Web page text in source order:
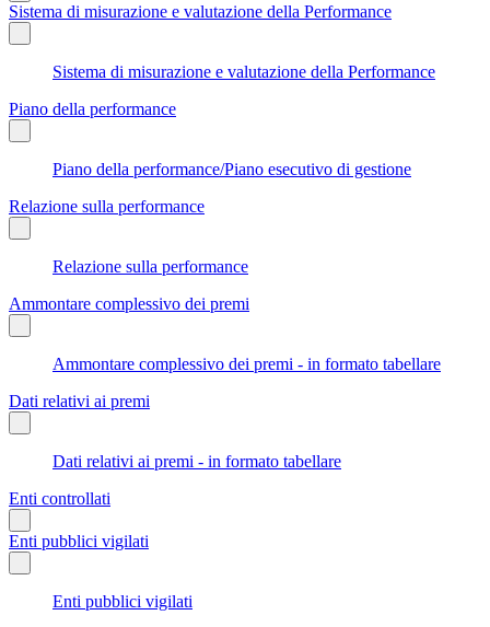
Sistema di misurazione e valutazione della Performance
Sistema di misurazione e valutazione della Performance
Piano della performance
Piano della performance/Piano esecutivo di gestione
Relazione sulla performance
Relazione sulla performance
Ammontare complessivo dei premi
Ammontare complessivo dei premi - in formato tabellare
Dati relativi ai premi
Dati relativi ai premi - in formato tabellare
Enti controllati
Enti pubblici vigilati
Enti pubblici vigilati